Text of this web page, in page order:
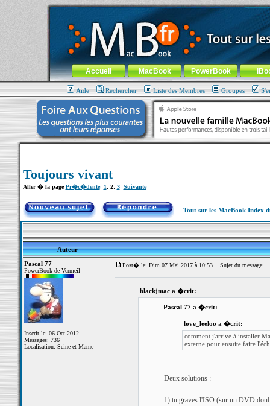
MacBook-fr.com : 100% Apple... 100% nomade !
Aller au contenu-Aller au menu général-Aller au menu de
Menu général
Accueil MacBook PowerBook
Aide Rechercher Liste des Membres Groupes
Toujours vivant
Aller � la pagePr�c�dente 1, 2, 3 Suivante
Tout sur les MacBook Index
Auteur
Pascal 77
PowerBook de Vermeil
Inscrit le: 06 Oct 2012
Messages: 736
Localisation: Seine et Marne
Post� le: Dim 07 Mai 2017 à 10:53 Sujet du message:
blackjmac a �crit:
Pascal 77 a �crit:
love_leeloo a �crit:
comment j'arrive à installer
externe pour ensuite faire
Deux solutions :
1) tu graves l'ISO (sur un DVD